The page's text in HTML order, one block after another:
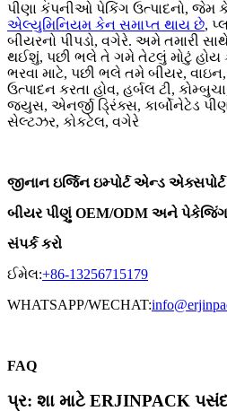
પીણા કંપનીઓ પેકિંગ ઉત્પાદનો, જેમ
એલ્યુમિનિયમ કેન સમાપ્ત થાય છે,
બીયરનો પીપડો, વગેરે. અમે તમારી
થઈશું, પછી ભલે તે ગમે તેટલું મોટું હોય
ભરવા માટે, પછી ભલે તમે બીયર,
ઉત્પાદન કરતા હોવ, હર્બલ ટી,
જ્યુસ, એનર્જી ડ્રિંક્સ, કાર્બોનેટેડ પીણાં,
સેલ્ટઝર, કોકટેલ, વગેરે
જીનાન ઇર્જિન ઇમ્પોર્ટ એન્ડ એક્સપોર્ટ
બીયર પીણું OEM/ODM અને
સંપર્ક કરો
ઈમેલ:+86-13256715179
WHATSAPP/WECHAT:
FAQ
પ્ર: શા માટે ERJINPACK